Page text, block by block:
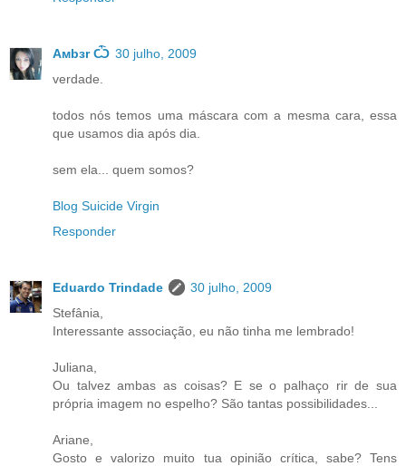
Aмbзr Ѽ 30 julho, 2009
verdade.
todos nós temos uma máscara com a mesma cara, essa
que usamos dia após dia.
sem ela... quem somos?
Blog Suicide Virgin
Responder
Eduardo Trindade
30 julho, 2009
Stefânia,
Interessante associação, eu não tinha me lembrado!
Juliana,
Ou talvez ambas as coisas? E se o palhaço rir de sua
própria imagem no espelho? São tantas possibilidades...
Ariane,
Gosto e valorizo muito tua opinião crítica, sabe? Tens